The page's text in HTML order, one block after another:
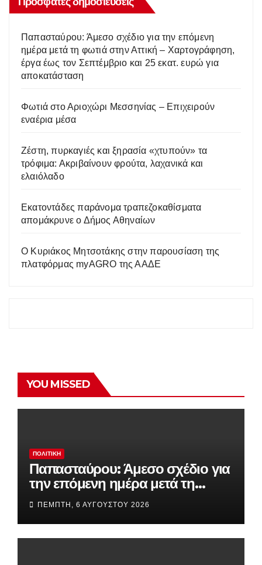
Παπασταύρου: Άμεσο σχέδιο για την επόμενη
ημέρα μετά τη φωτιά στην Αττική – Χαρτογράφηση,
έργα έως τον Σεπτέμβριο και 25 εκατ. ευρώ για
αποκατάσταση
Φωτιά στο Αριοχώρι Μεσσηνίας – Επιχειρούν
εναέρια μέσα
Ζέστη, πυρκαγιές και ξηρασία «χτυπούν» τα
τρόφιμα: Ακριβαίνουν φρούτα, λαχανικά και
ελαιόλαδο
Εκατοντάδες παράνομα τραπεζοκαθίσματα
απομάκρυνε ο Δήμος Αθηναίων
Ο Κυριάκος Μητσοτάκης στην παρουσίαση της
πλατφόρμας myAGRO της ΑΑΔΕ
YOU MISSED
ΠΟΛΙΤΙΚΉ
Παπασταύρου: Άμεσο σχέδιο για
την επόμενη ημέρα μετά τη
φωτιά στην Αττική –
Χαρτογράφηση, έργα έως τον
Σεπτέμβριο και 25 εκατ. ευρώ για
αποκατάσταση
ΠΈΜΠΤΗ, 6 ΑΥΓΟΎΣΤΟΥ 2026